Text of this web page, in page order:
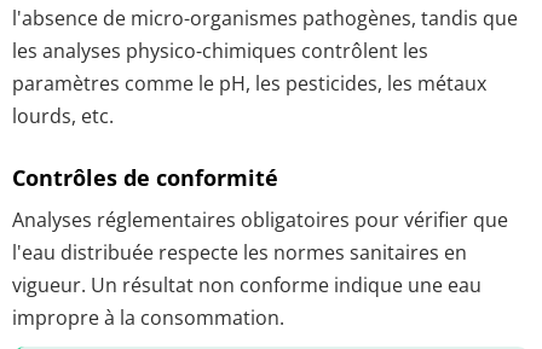
l'absence de micro-organismes pathogènes, tandis que
les analyses physico-chimiques contrôlent les
paramètres comme le pH, les pesticides, les métaux
lourds, etc.
Contrôles de conformité
Analyses réglementaires obligatoires pour vérifier que
l'eau distribuée respecte les normes sanitaires en
vigueur. Un résultat non conforme indique une eau
impropre à la consommation.